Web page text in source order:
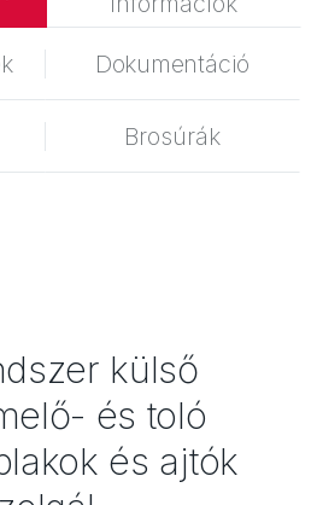
Dokumentáció
Brosúrák
külső
és toló
és ajtók